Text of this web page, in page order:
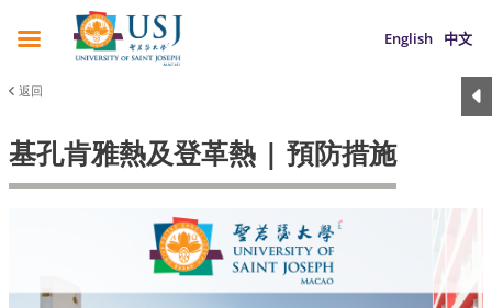
English 中文
返回
基孔肯雅熱及登革熱 | 預防措施